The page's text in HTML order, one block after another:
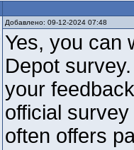
Добавлено: 09-12-2024 07:48
Yes, you can
Depot
your
official
often offers